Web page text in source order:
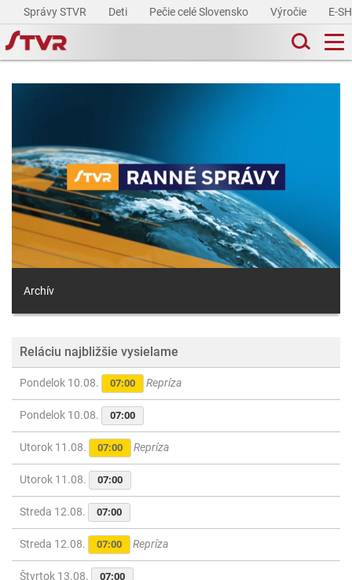
Správy STVR Deti Pečie celé Slovensko Výročie E-
Archív
Reláciu najbližšie vysielame
Pondelok 10.08. 07:00 Repríza
Pondelok 10.08. 07:00
Utorok 11.08. 07:00 Repríza
Utorok 11.08. 07:00
Streda 12.08. 07:00
Streda 12.08. 07:00 Repríza
Štvrtok 13.08. 07:00